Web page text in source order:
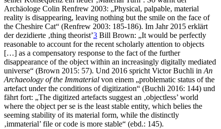
Archäologe Colin Renfrew 2003: „Physical, palpable, material
reality is disappearing, leaving nothing but the smile on the face of
the Cheshire Cat“ (Renfrew 2003: 185-186). Im Jahr 2015 erklärt
der dezidierte ‚thing theorist’3 Bill Brown: „It would be perfectly
reasonable to account for the recent scholarly attention to objects
[…] as a compensatory response to the fact of the further
disappearance of the object within an increasingly digitally mediated
universe“ (Brown 2015: 57). Und 2016 spricht Victor Buchli in An
Archaeology of the Immaterial von einem „problematic status of the
artefact under the conditions of digitization“ (Buchli 2016: 144) und
fährt fort: „The digitized artefacts suggest an ‚objectless’ world
where the object per se is the least stable entity, which belies the
seeming stability of its material form, while the distinctly
‚immaterial’ file or code is more stable“ (ebd.: 145).